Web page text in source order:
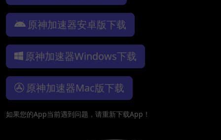
原神加速器安卓版下载
原神加速器Windows下载
原神加速器Mac版下载
如果您的App当前遇到问题，请重新下载App！